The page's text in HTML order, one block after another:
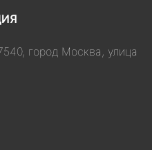
город Москва, улица